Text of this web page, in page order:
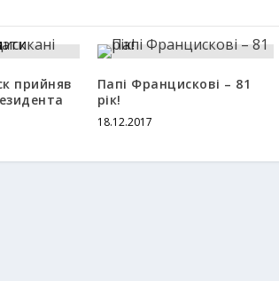
прийняв
Папі Францискові – 81
рік!
18.12.2017